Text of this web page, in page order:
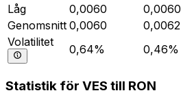
Låg
0,0060 0,0060
Genomsnitt 0,0060 0,0062
Volatilitet
0,64% 0,46%
Statistik för VES till RON